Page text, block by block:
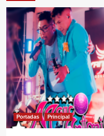
Portadas Principal